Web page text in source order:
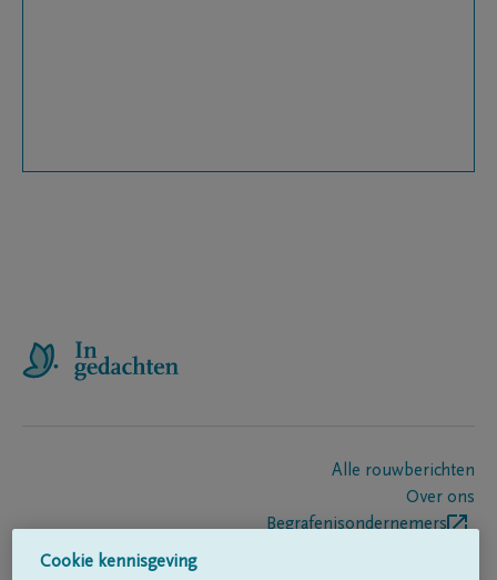
Alle rouwberichten
Over ons
Begrafenisondernemers
Cookie kennisgeving